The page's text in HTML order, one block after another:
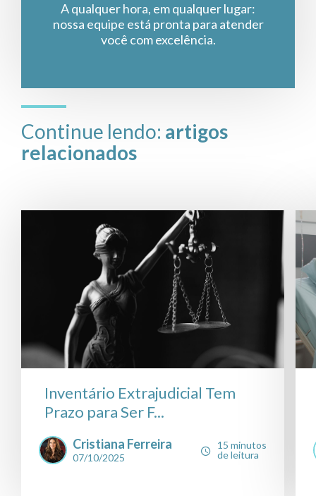
A qualquer hora, em qualquer lugar:
nossa equipe está pronta para atender
você com excelência.
Continue lendo: artigos
relacionados
Inventário Extrajudicial Tem
Prazo para Ser F...
Cristiana Ferreira
07/10/2025
15 minutos
de leitura